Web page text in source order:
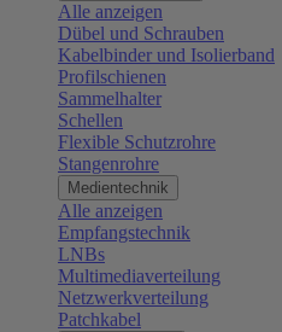
Alle anzeigen
Dübel und Schrauben
Kabelbinder und Isolierband
Profilschienen
Sammelhalter
Schellen
Flexible Schutzrohre
Stangenrohre
Medientechnik
Alle anzeigen
Empfangstechnik
LNBs
Multimediaverteilung
Netzwerkverteilung
Patchkabel